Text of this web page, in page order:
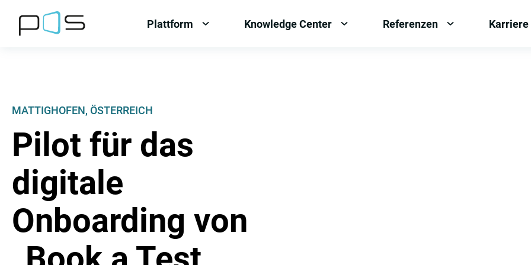
Plattform
OPEN
Knowledge Center
OPEN
Referenzen
OPEN
Karriere
MATTIGHOFEN, ÖSTERREICH
Pilot für das
digitale
Onboarding von